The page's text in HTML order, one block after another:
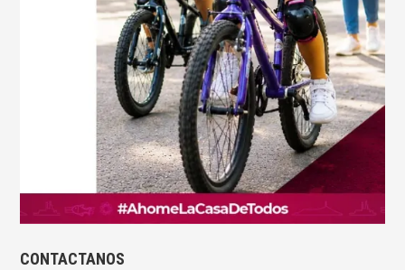
CONTACTANOS